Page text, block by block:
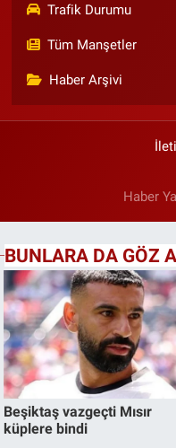
Trafik Durumu
Tüm Manşetler
Haber Arşivi
Haber